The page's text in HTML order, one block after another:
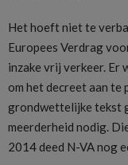
Het hoeft niet te
Europees Verdrag
inzake vrij verkeer. Er
om het decreet aan te
grondwettelijke tekst
meerderheid nodig.
2014 deed N-VA nog